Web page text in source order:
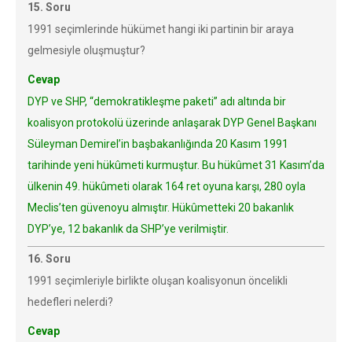
15. Soru
1991 seçimlerinde hükümet hangi iki partinin bir araya
gelmesiyle oluşmuştur?
Cevap
DYP ve SHP, “demokratikleşme paketi” adı altında bir
koalisyon protokolü üzerinde anlaşarak DYP Genel Başkanı
Süleyman Demirel’in başbakanlığında 20 Kasım 1991
tarihinde yeni hükûmeti kurmuştur. Bu hükûmet 31 Kasım’da
ülkenin 49. hükûmeti olarak 164 ret oyuna karşı, 280 oyla
Meclis’ten güvenoyu almıştır. Hükûmetteki 20 bakanlık
DYP’ye, 12 bakanlık da SHP’ye verilmiştir.
16. Soru
1991 seçimleriyle birlikte oluşan koalisyonun öncelikli
hedefleri nelerdi?
Cevap